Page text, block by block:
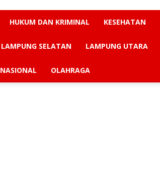
HUKUM DAN KRIMINAL KESEHATAN
LAMPUNG SELATAN LAMPUNG UTARA
NASIONAL OLAHRAGA